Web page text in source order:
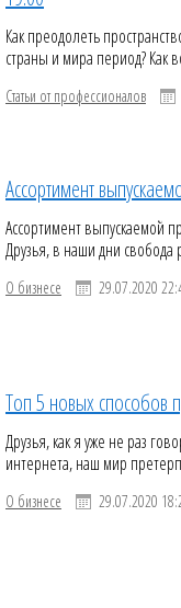
Как преодолеть
страны и мира период? Как
Статьи от профессионалов
Ассортимент
Ассортимент выпускаемой
Друзья, в наши дни
О бизнесе 29.07.2020
Топ 5 новых способов
Друзья, как я уже не раз
интернета, наш мир
О бизнесе 29.07.2020